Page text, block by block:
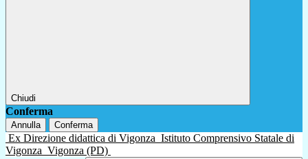
Chiudi
Conferma
Annulla Conferma
Ex Direzione didattica di Vigonza Istituto Comprensivo Statale di
Vigonza Vigonza (PD)